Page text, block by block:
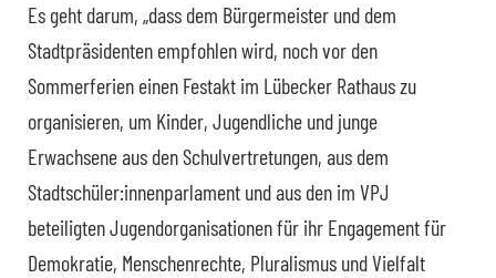
Es geht darum, „dass dem Bürgermeister und dem
Stadtpräsidenten empfohlen wird, noch vor den
Sommerferien einen Festakt im Lübecker Rathaus zu
organisieren, um Kinder, Jugendliche und junge
Erwachsene aus den Schulvertretungen, aus dem
Stadtschüler:innenparlament und aus den im VPJ
beteiligten Jugendorganisationen für ihr Engagement für
Demokratie, Menschenrechte, Pluralismus und Vielfalt